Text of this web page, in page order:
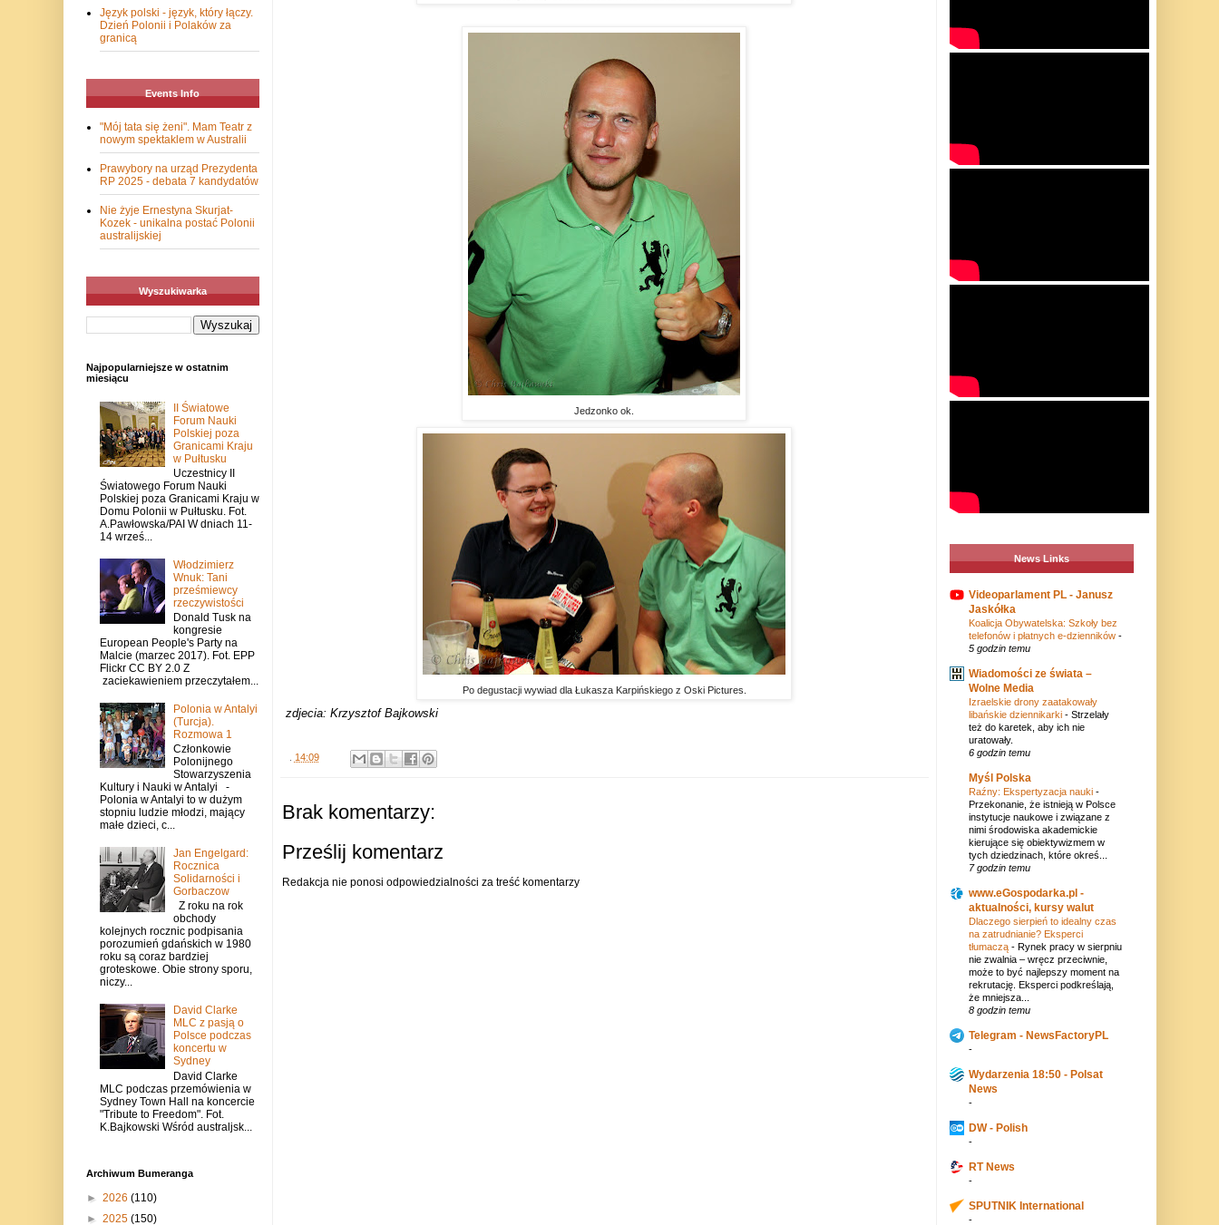
Jedzonko ok.
Po degustacji wywiad dla Łukasza Karpińskiego z Oski Pictures.
zdjecia: Krzysztof Bajkowski
14:09
Brak komentarzy:
Prześlij komentarz
Redakcja nie ponosi odpowiedzialności za treść komentarzy
Język polski - język, który łączy.
Dzień Polonii i Polaków za
granicą
Events Info
"Mój tata się żeni". Mam Teatr z
nowym spektaklem w Australii
Prawybory na urząd Prezydenta
RP 2025 - debata 7 kandydatów
Nie żyje Ernestyna Skurjat-
Kozek - unikalna postać Polonii
australijskiej
Wyszukiwarka
Najpopularniejsze w ostatnim
miesiącu
II Światowe
Forum Nauki
Polskiej poza
Granicami Kraju
w Pułtusku
Uczestnicy II
Światowego Forum Nauki
Polskiej poza Granicami Kraju w
Domu Polonii w Pułtusku. Fot.
A.Pawłowska/PAI W dniach 11-
14 wrześ...
Włodzimierz
Wnuk: Tani
prześmiewcy
rzeczywistości
Donald Tusk na
kongresie
European People's Party na
Malcie (marzec 2017). Fot. EPP
Flickr CC BY 2.0 Z
zaciekawieniem przeczytałem...
Polonia w Antalyi
(Turcja).
Rozmowa 1
Członkowie
Polonijnego
Stowarzyszenia
Kultury i Nauki w Antalyi -
Polonia w Antalyi to w dużym
stopniu ludzie młodzi, mający
małe dzieci, c...
Jan Engelgard:
Rocznica
Solidarności i
Gorbaczow
Z roku na rok
obchody
kolejnych rocznic podpisania
porozumień gdańskich w 1980
roku są coraz bardziej
groteskowe. Obie strony sporu,
niczy...
David Clarke
MLC z pasją o
Polsce podczas
koncertu w
Sydney
David Clarke
MLC podczas przemówienia w
Sydney Town Hall na koncercie
"Tribute to Freedom". Fot.
K.Bajkowski Wśród australjsk...
Archiwum Bumeranga
► 2026 (110)
► 2025 (150)
News Links
Videoparlament PL - Janusz
Jaskółka
Koalicja Obywatelska: Szkoły bez
telefonów i płatnych e-dzienników -
5 godzin temu
Wiadomości ze świata –
Wolne Media
Izraelskie drony zaatakowały
libańskie dziennikarki - Strzelały
też do karetek, aby ich nie
uratowały.
6 godzin temu
Myśl Polska
Raźny: Ekspertyzacja nauki -
Przekonanie, że istnieją w Polsce
instytucje naukowe i związane z
nimi środowiska akademickie
kierujące się obiektywizmem w
tych dziedzinach, które okreś...
7 godzin temu
www.eGospodarka.pl -
aktualności, kursy walut
Dlaczego sierpień to idealny czas
na zatrudnianie? Eksperci
tłumaczą - Rynek pracy w sierpniu
nie zwalnia – wręcz przeciwnie,
może to być najlepszy moment na
rekrutację. Eksperci podkreślają,
że mniejsza...
8 godzin temu
Telegram - NewsFactoryPL
-
Wydarzenia 18:50 - Polsat
News
-
DW - Polish
-
RT News
-
SPUTNIK International
-